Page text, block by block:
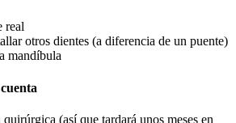
real
otros dientes (a diferencia de un puente)
mandíbula
(así que tardará unos meses en